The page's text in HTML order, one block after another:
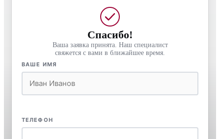
Спасибо!
Ваша заявка принята. Наш специалист
свяжется с вами в ближайшее время.
ВАШЕ ИМЯ
ТЕЛЕФОН